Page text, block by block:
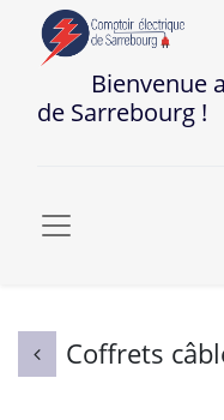
Bienvenue
de Sarrebourg !
Coffrets